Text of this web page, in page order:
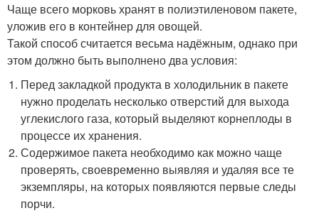
Чаще всего морковь хранят в полиэтиленовом пакете,
уложив его в контейнер для овощей.
Такой способ считается весьма надёжным, однако при
этом должно быть выполнено два условия:
Перед закладкой продукта в холодильник в пакете
нужно проделать несколько отверстий для выхода
углекислого газа, который выделяют корнеплоды в
процессе их хранения.
Содержимое пакета необходимо как можно чаще
проверять, своевременно выявляя и удаляя все те
экземпляры, на которых появляются первые следы
порчи.